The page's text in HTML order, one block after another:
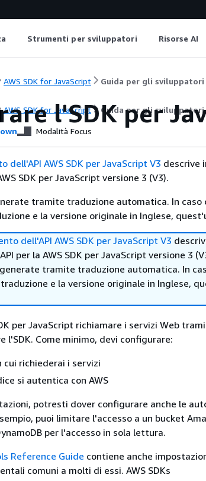
Strumenti per sviluppatori Risorse AI
AWS SDK for JavaScript Guida per gli sviluppatori
AWS SDK for JavaScript Guida per gli sviluppatori
l'SDK per
Modalità Focus
dell'API AWS SDK per JavaScript V3 descrive
SDK per JavaScript versione 3 (V3).
tramite traduzione automatica. In
e la versione originale in Inglese,
dell'API AWS SDK per JavaScript V3
per la AWS SDK per JavaScript versione 3
tramite traduzione automatica. In
e la versione originale in Inglese,
per JavaScript richiamare i servizi Web
l'SDK. Come minimo, devi configurare:
cui richiederai i servizi
si autentica con AWS
potresti dover configurare anche le
puoi limitare l'accesso a un bucket
per l'accesso in sola lettura.
Reference Guide contiene anche
comuni a molti di essi. AWS SDKs